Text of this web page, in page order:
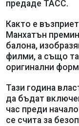
предаде ТАСС.
Както е
Манхатън
балона,
филми, а също
оригинални
Тази година
да бъдат
час преди
се счита за